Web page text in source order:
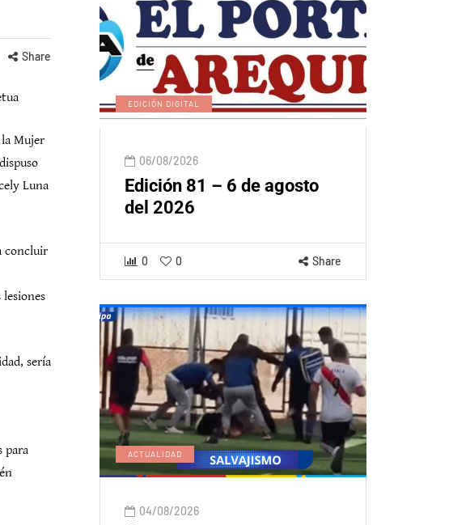
Share
Mujer
Luna
concluir
sería
para
EDICIÓN DIGITAL
06/08/2026
Edición 81 – 6 de agosto
del 2026
0 0 Share
ACTUALIDAD
04/08/2026